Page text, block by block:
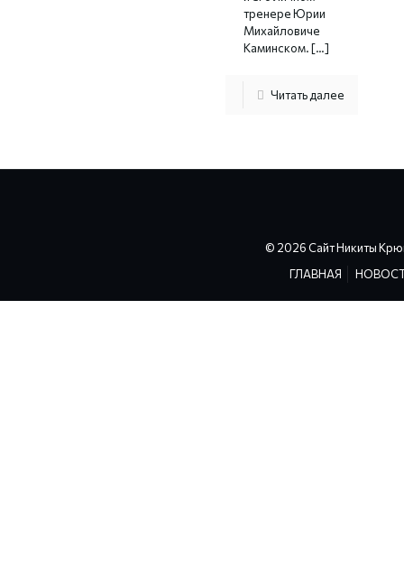
тренере Юрии
Михайловиче
Каминском.[…]
Читать далее
© 2026 Сайт Никиты
ГЛАВНАЯ